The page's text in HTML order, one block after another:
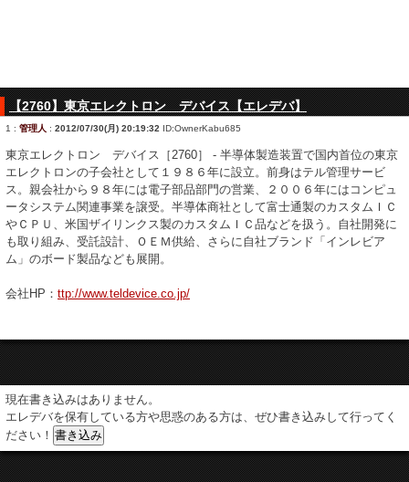
【2760】東京エレクトロン デバイス【エレデバ】
1 : 管理人 : 2012/07/30(月) 20:19:32 ID:OwnerKabu685
東京エレクトロン デバイス［2760］ - 半導体製造装置で国内首位の東京
エレクトロンの子会社として１９８６年に設立。前身はテル管理サービ
ス。親会社から９８年には電子部品部門の営業、２００６年にはコンピュ
ータシステム関連事業を譲受。半導体商社として富士通製のカスタムＩＣ
やＣＰＵ、米国ザイリンクス製のカスタムＩＣ品などを扱う。自社開発に
も取り組み、受託設計、ＯＥＭ供給、さらに自社ブランド「インレビア
ム」のボード製品なども展開。
会社HP： ttp://www.teldevice.co.jp/
現在書き込みはありません。
エレデバを保有している方や思惑のある方は、ぜひ書き込みして行ってく
ださい！